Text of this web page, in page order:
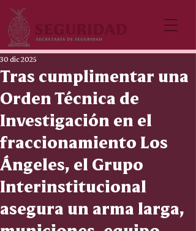
Tras cumplimentar una
Orden Técnica de
Investigación en el
fraccionamiento Los
Ángeles, el Grupo
Interinstitucional
asegura un arma larga,
30 dic 2025